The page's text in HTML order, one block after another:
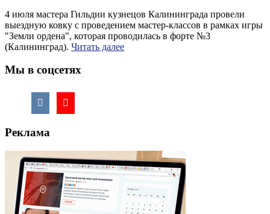
4 июля мастера Гильдии кузнецов Калининграда провели
выездную ковку с проведением мастер-классов в рамках игры
"Земли ордена", которая проводилась в форте №3
(Калининград). Читать далее
Мы в соцсетях
Реклама